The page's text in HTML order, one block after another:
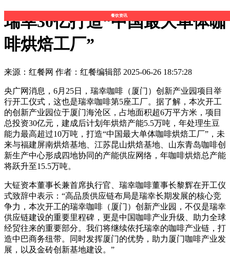
餐饮资讯
瑞幸30亿打造“中国最大单体咖
啡烘焙工厂”
来源：红餐网 作者：红餐编辑部 2025-06-26 18:57:28
央广网消息，6月25日，瑞幸咖啡（厦门）创新产业园项目举
行开工仪式，这也是瑞幸咖啡第5座工厂。据了解，本次开工
的创新产业园位于厦门海沧区，占地面积超6万平方米，项目
总投资30亿元，建成后计划年烘焙产能5.5万吨，年处理生豆
能力最高超过10万吨，打造“中国最大单体咖啡烘焙工厂”，未
来与福建屏南烘焙基地、江苏昆山烘焙基地、山东青岛咖啡创
新生产中心形成四地协同的产能供应网络，年咖啡烘焙总产能
将跃升至15.5万吨。
大钲资本董事长兼首席执行官、瑞幸咖啡董事长黎辉在开工仪
式致辞中表示：“高品质供应链布局是瑞幸长期发展的核心竞
争力，本次开工的瑞幸咖啡（厦门）创新产业园，不仅是瑞幸
供应链建设的重要里程碑，更是中国咖啡产业升级、助力全球
经贸往来的重要部分。我们将继续依托瑞幸的咖啡产业链，打
造中巴商务纽带。同时发挥厦门的优势，助力厦门咖啡产业发
展，以及金砖创新基地建设。”